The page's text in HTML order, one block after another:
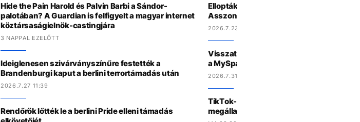
Hide the Pain Harold és Palvin Barbi a Sándor-
palotában? A Guardian is felfigyelt a magyar internet
köztársaságielnök-castingjára
3 NAPPAL EZELŐTT
Ideiglenesen szivárványszínűre festették a
Brandenburgi kaput a berlini terrortámadás után
2026.7.27 11:39
Rendőrök lőtték le a berlini Pride elleni támadás
Ellopták és nyilvánosra állították az
Asszonysutyorgót
2026.7.23 9:32
Visszatérhet az ikonikus
a MySpace
2026.7.31 11:23
TikTok-videók érkeznek a Disney+-ra
megállapodás részeként